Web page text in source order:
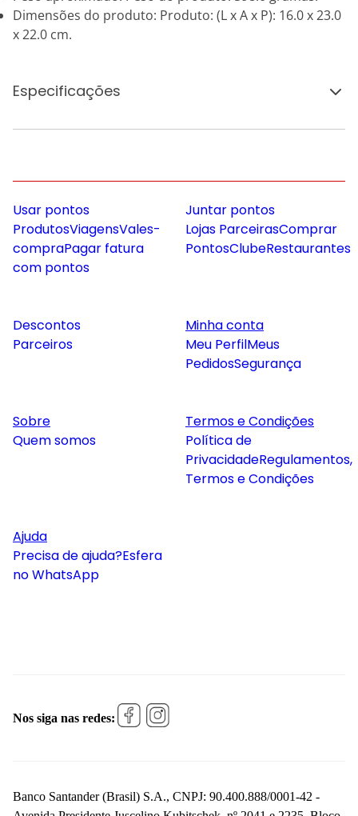
Dimensões do produto: Produto: (L x A x P): 16.0 x 23.0
x 22.0 cm.
Especificações
Usar pontos
ProdutosViagensVales-
compraPagar fatura
com pontos
Juntar pontos
Lojas ParceirasComprar
PontosClubeRestaurantes
Descontos
Parceiros
Minha conta
Meu PerfilMeus
PedidosSegurança
Sobre
Quem somos
Termos e Condições
Política de
PrivacidadeRegulamentos,
Termos e Condições
Ajuda
Precisa de ajuda?Esfera
no WhatsApp
Nos siga nas redes:
Banco Santander (Brasil) S.A., CNPJ: 90.400.888/0001-42 -